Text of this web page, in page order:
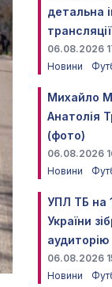
детальна
трансляції
06.08.2026
Новини
Михайло
Анатолія
(фото)
06.08.2026
Новини
УПЛ ТБ на
України
аудиторію
06.08.2026
Новини